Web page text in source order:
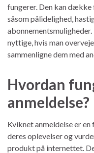
fungerer. Den kan
såsom pålidelighed,
nyttige, hvis man
sammenligne dem med
Hvordan
anmeldelse?
Kviknet anmeldelse er
deres oplevelser og
produkt på internettet.